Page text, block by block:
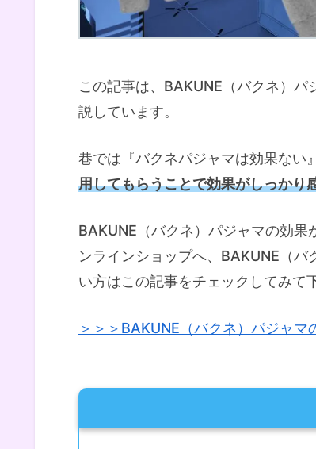
この記事は、BAKUNE（バクネ）
説しています。
巷では『バクネパジャマは効果ない
用してもらうことで効果がしっかり
BAKUNE（バクネ）パジャマの効
ンラインショップへ、BAKUNE（
い方はこの記事をチェックしてみて
＞＞＞BAKUNE（バクネ）パジャマ